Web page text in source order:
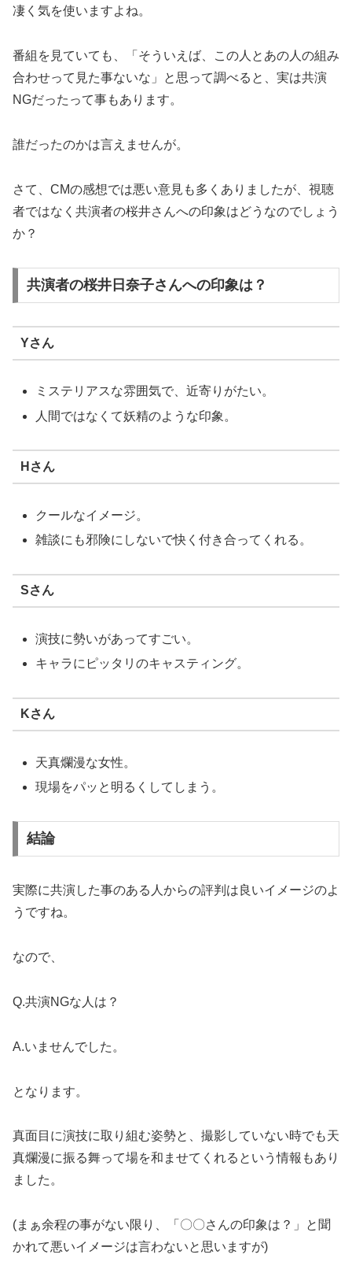
凄く気を使いますよね。
番組を見ていても、「そういえば、この人とあの人の組み
合わせって見た事ないな」と思って調べると、実は共演
NGだったって事もあります。
誰だったのかは言えませんが。
さて、CMの感想では悪い意見も多くありましたが、視聴
者ではなく共演者の桜井さんへの印象はどうなのでしょう
か？
共演者の桜井日奈子さんへの印象は？
Yさん
ミステリアスな雰囲気で、近寄りがたい。
人間ではなくて妖精のような印象。
Hさん
クールなイメージ。
雑談にも邪険にしないで快く付き合ってくれる。
Sさん
演技に勢いがあってすごい。
キャラにピッタリのキャスティング。
Kさん
天真爛漫な女性。
現場をパッと明るくしてしまう。
結論
実際に共演した事のある人からの評判は良いイメージのよ
うですね。
なので、
Q.共演NGな人は？
A.いませんでした。
となります。
真面目に演技に取り組む姿勢と、撮影していない時でも天
真爛漫に振る舞って場を和ませてくれるという情報もあり
ました。
(まぁ余程の事がない限り、「〇〇さんの印象は？」と聞
かれて悪いイメージは言わないと思いますが)